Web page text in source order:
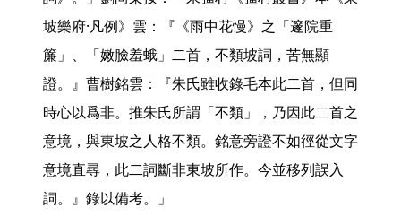
坡樂府·凡例》雲：『《雨中花慢》之「邃院重
簾」、「嫩臉羞蛾」二首，不類坡詞，苦無顯
證。』曹樹銘雲：『朱氏雖收錄毛本此二首，但同
時心以爲非。推朱氏所謂「不類」，乃因此二首之
意境，與東坡之人格不類。銘意旁證不如徑從文字
意境直尋，此二詞斷非東坡所作。今並移列誤入
詞。』錄以備考。」